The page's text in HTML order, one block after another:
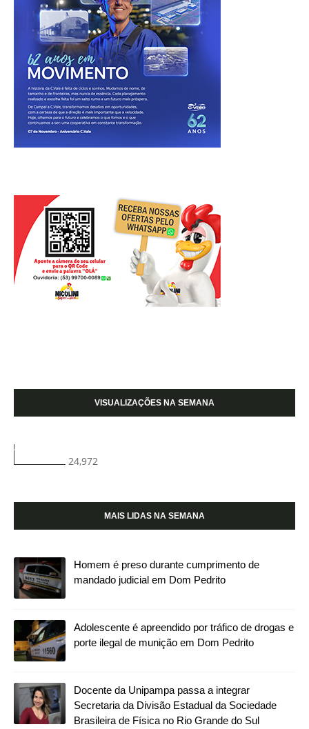
VISUALIZAÇÕES NA SEMANA
24,972
MAIS LIDAS NA SEMANA
Homem é preso durante cumprimento de
mandado judicial em Dom Pedrito
Adolescente é apreendido por tráfico de drogas e
porte ilegal de munição em Dom Pedrito
Docente da Unipampa passa a integrar
Secretaria da Divisão Estadual da Sociedade
Brasileira de Física no Rio Grande do Sul